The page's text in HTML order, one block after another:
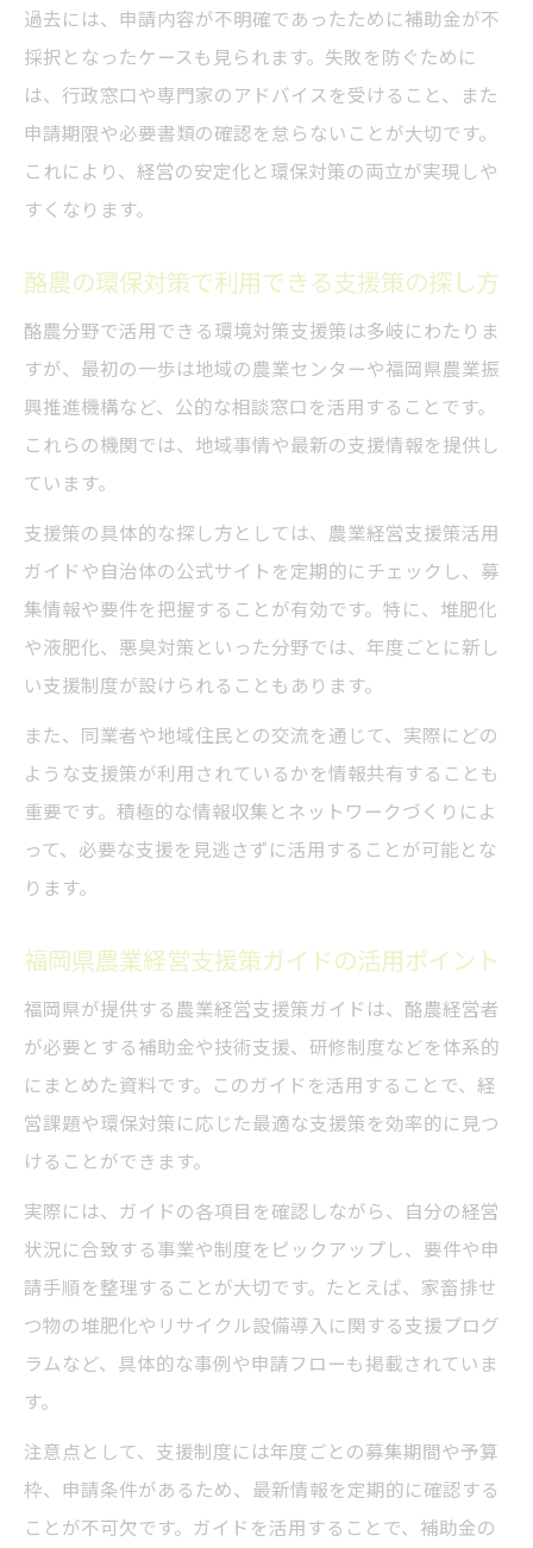
過去には、申請内容が不明確であったために補助金が不
採択となったケースも見られます。失敗を防ぐために
は、行政窓口や専門家のアドバイスを受けること、また
申請期限や必要書類の確認を怠らないことが大切です。
これにより、経営の安定化と環保対策の両立が実現しや
すくなります。
酪農の環保対策で利用できる支援策の探し方
酪農分野で活用できる環境対策支援策は多岐にわたりま
すが、最初の一歩は地域の農業センターや福岡県農業振
興推進機構など、公的な相談窓口を活用することです。
これらの機関では、地域事情や最新の支援情報を提供し
ています。
支援策の具体的な探し方としては、農業経営支援策活用
ガイドや自治体の公式サイトを定期的にチェックし、募
集情報や要件を把握することが有効です。特に、堆肥化
や液肥化、悪臭対策といった分野では、年度ごとに新し
い支援制度が設けられることもあります。
また、同業者や地域住民との交流を通じて、実際にどの
ような支援策が利用されているかを情報共有することも
重要です。積極的な情報収集とネットワークづくりによ
って、必要な支援を見逃さずに活用することが可能とな
ります。
福岡県農業経営支援策ガイドの活用ポイント
福岡県が提供する農業経営支援策ガイドは、酪農経営者
が必要とする補助金や技術支援、研修制度などを体系的
にまとめた資料です。このガイドを活用することで、経
営課題や環保対策に応じた最適な支援策を効率的に見つ
けることができます。
実際には、ガイドの各項目を確認しながら、自分の経営
状況に合致する事業や制度をピックアップし、要件や申
請手順を整理することが大切です。たとえば、家畜排せ
つ物の堆肥化やリサイクル設備導入に関する支援プログ
ラムなど、具体的な事例や申請フローも掲載されていま
す。
注意点として、支援制度には年度ごとの募集期間や予算
枠、申請条件があるため、最新情報を定期的に確認する
ことが不可欠です。ガイドを活用することで、補助金の